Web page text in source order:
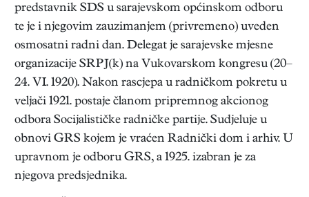
predstavnik SDS u sarajevskom općinskom odboru
te je i njegovim zauzimanjem (privremeno) uveden
osmosatni radni dan. Delegat je sarajevske mjesne
organizacije SRPJ(k) na Vukovarskom kongresu (20–
24. VI. 1920). Nakon rascjepa u radničkom pokretu u
veljači 1921. postaje članom pripremnog akcionog
odbora Socijalističke radničke partije. Sudjeluje u
obnovi GRS kojem je vraćen Radnički dom i arhiv. U
upravnom je odboru GRS, a 1925. izabran je za
njegova predsjednika.